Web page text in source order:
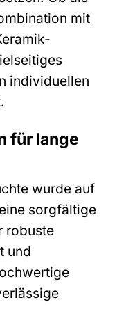
mit
individuellen
für lange
wurde auf
sorgfältige
robuste
und